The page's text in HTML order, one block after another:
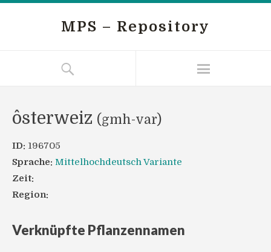
MPS – Repository
ôsterweiz (gmh-var)
ID: 196705
Sprache: Mittelhochdeutsch Variante
Zeit:
Region:
Verknüpfte Pflanzennamen